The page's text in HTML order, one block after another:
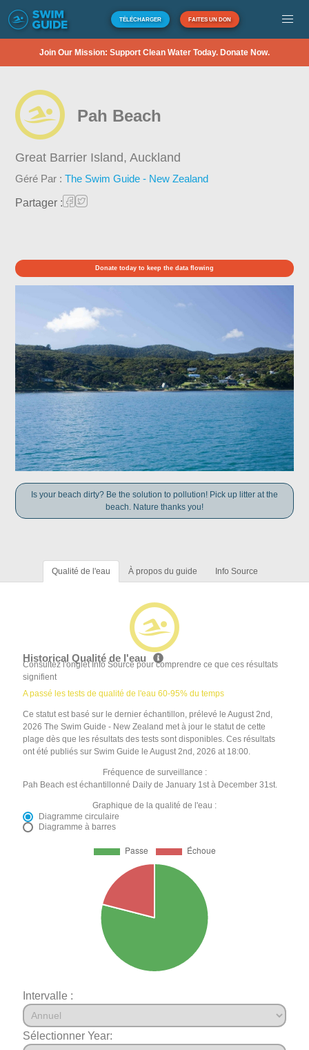
TÉLÉCHARGER FAITES UN DON
Join Our Mission: Support Clean Water Today. Donate Now.
Pah Beach
Great Barrier Island,Auckland
Géré Par :The Swim Guide - New Zealand
Partager :
Donate today to keep the data flowing
Is your beach dirty? Be the solution to pollution! Pick up litter at the
beach. Nature thanks you!
Qualité de l'eau À propos du guide Info Source
Historical Qualité de l'eau
Consultez l'onglet Info Source pour comprendre ce que ces résultats
signifient
A passé les tests de qualité de l'eau 60-95% du temps
Ce statut est basé sur le dernier échantillon, prélevé le August 2nd,
2026 The Swim Guide - New Zealand met à jour le statut de cette
plage dès que les résultats des tests sont disponibles. Ces résultats
ont été publiés sur Swim Guide le August 2nd, 2026 at 18:00.
Fréquence de surveillance :
Pah Beach est échantillonné Daily de January 1st à December 31st.
Graphique de la qualité de l'eau :
Diagramme circulaire
Diagramme à barres
Intervalle :
Sélectionner Year: